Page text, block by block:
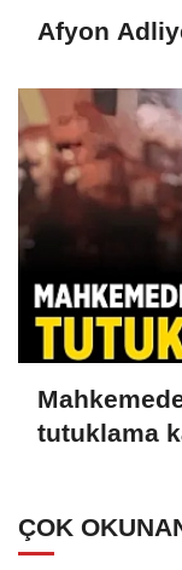
Afyon
tutuklama
ÇOK